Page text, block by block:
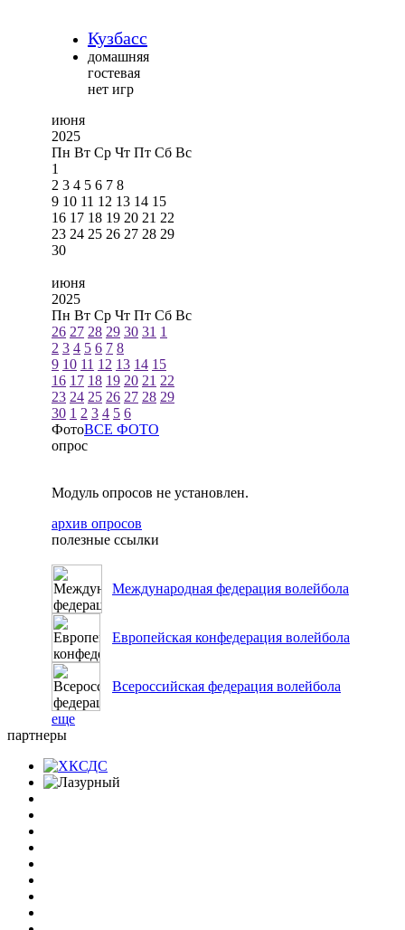
Кузбасс
домашняя
гостевая
нет игр
июня
2025
Пн Вт Ср Чт Пт Сб Вс
1
2 3 4 5 6 7 8
9 10 11 12 13 14 15
16 17 18 19 20 21 22
23 24 25 26 27 28 29
30
июня
2025
Пн Вт Ср Чт Пт Сб Вс
26 27 28 29 30 31 1
2 3 4 5 6 7 8
9 10 11 12 13 14 15
16 17 18 19 20 21 22
23 24 25 26 27 28 29
30 1 2 3 4 5 6
ФотоВСЕ ФОТО
опрос
Модуль опросов не установлен.
архив опросов
полезные ссылки
Международная федерация волейбола
Европейская конфедерация волейбола
Всероссийская федерация волейбола
еще
партнеры